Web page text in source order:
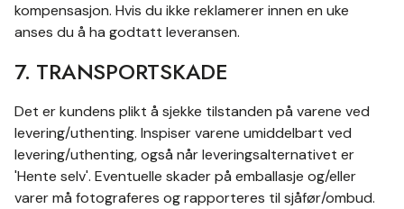
kompensasjon. Hvis du ikke reklamerer innen en uke
anses du å ha godtatt leveransen.
7. TRANSPORTSKADE
Det er kundens plikt å sjekke tilstanden på varene ved
levering/uthenting. Inspiser varene umiddelbart ved
levering/uthenting, også når leveringsalternativet er
'Hente selv'. Eventuelle skader på emballasje og/eller
varer må fotograferes og rapporteres til sjåfør/ombud.